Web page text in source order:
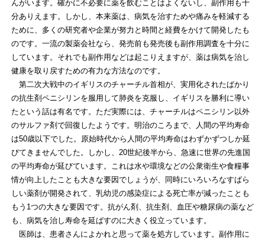
んがいます。確かに不必要に薬を飲むことはよくないし、副作用も十
分ありえます。しかし、本来薬は、病気を治すためや痛みを軽減する
ために、多くの研究者や企業が努力と時間と経費をかけて開発したも
のです。一流の製薬会社なら、発売前も発売後も副作用調査を十分に
しています。それでも副作用などは起こりえますが、薬は病気を治し
健康を取り戻すための有力な方法なのです。
第二次大戦中のイギリスのチャーチル首相が、実用化されたばかり
の抗生剤ペニシリンを服用して肺炎を克服し、イギリスを勝利に導い
たという話は有名です。ただ実際には、チャーチルはペニシリン以外
のサルファ剤で回復したようです。明治のころまで、人間の平均寿命
は50歳以下でした。原始時代から人間の平均寿命はわずかずつしか延
びてきませんでした。しかし、20世紀後半から、急速に世界の先進国
の平均寿命が延びています。これは水や環境などの公衆衛生や食糧事
情が向上したことも大きな要因でしょうが、同時にいろいろなすばら
しい薬剤が開発されて、乳幼児の感染症による死亡率が減ったことも
もう1つの大きな要因です。抗がん剤、抗生剤、血圧や糖尿病の薬など
も、病気を治し寿命を延ばすのに大きく役立っています。
医師は、患者さんによかれと思って薬を処方しています。副作用に